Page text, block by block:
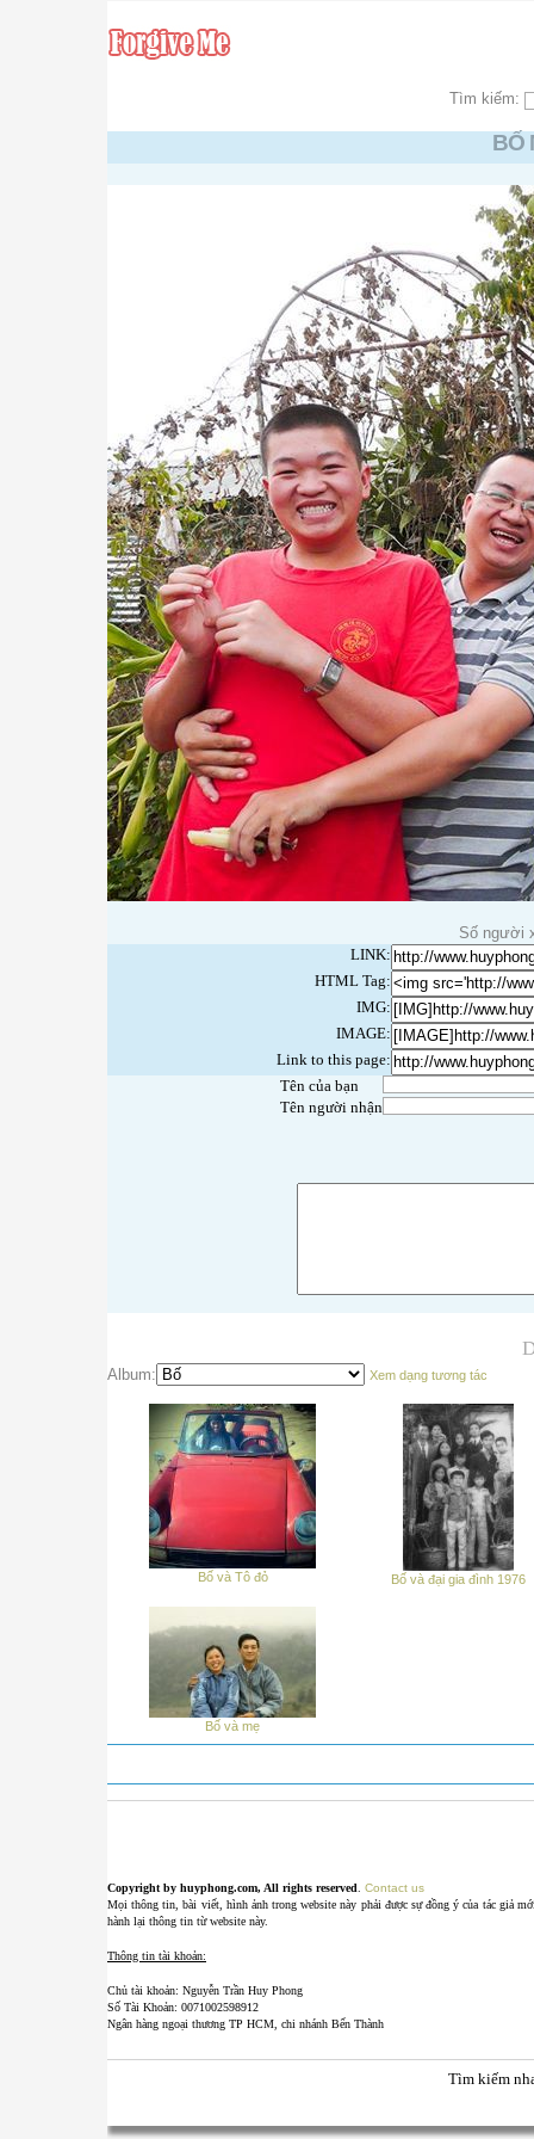
Tìm kiếm:
BỐ
Số người
LINK:
HTML Tag:
IMG:
IMAGE:
Link to this page:
Tên của bạn
Tên người nhận
Album: Xem dạng tương tác
Bố và Tô đỏ Bố và đại gia đình 1976
Bố và mẹ
Copyright by huyphong.com, All rights reserved. Contact us
Mọi thông tin, bài viết, hình ảnh trong website này phải được sự đồng ý của tác giả
hành lại thông tin từ website này.
Thông tin tài khoản:
Chủ tài khoản: Nguyễn Trần Huy Phong
Số Tài Khoản: 0071002598912
Ngân hàng ngoại thương TP HCM, chi nhánh Bến Thành
Tìm kiếm